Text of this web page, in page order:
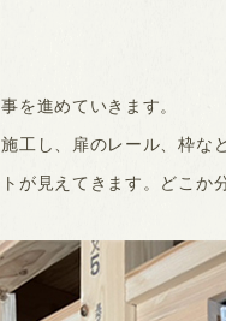
を進めていきます。
工し、扉のレール、枠な
が見えてきます。どこか